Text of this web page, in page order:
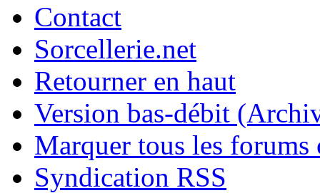
Contact
Sorcellerie.net
Retourner en haut
Version bas-débit
Marquer tous les forums
Syndication RSS